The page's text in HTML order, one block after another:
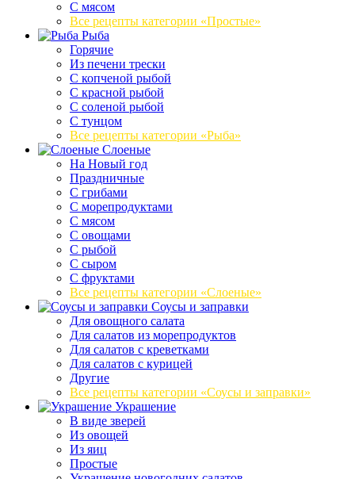
С мясом
Все рецепты категории «Простые»
Рыба
Горячие
Из печени трески
С копченой рыбой
С красной рыбой
С соленой рыбой
С тунцом
Все рецепты категории «Рыба»
Слоеные
На Новый год
Праздничные
С грибами
С морепродуктами
С мясом
С овощами
С рыбой
С сыром
С фруктами
Все рецепты категории «Слоеные»
Соусы и заправки
Для овощного салата
Для салатов из морепродуктов
Для салатов с креветками
Для салатов с курицей
Другие
Все рецепты категории «Соусы и заправки»
Украшение
В виде зверей
Из овощей
Из яиц
Простые